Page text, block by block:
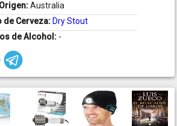
Australia
de Cerveza: Dry Stout
de Alcohol: -